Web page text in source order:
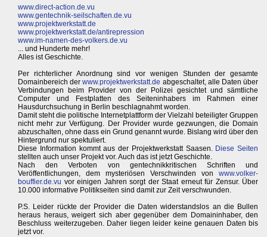
www.direct-action.de.vu
www.gentechnik-seilschaften.de.vu
www.projektwerkstatt.de
www.projektwerkstatt.de/antirepression
www.im-namen-des-volkers.de.vu
... und Hunderte mehr!
Alles ist Geschichte.
Per richterlicher Anordnung sind vor wenigen Stunden der gesamte
Domainbereich derwww.projektwerkstatt.de abgeschaltet, alle Daten über
Verbindungen beim Provider von der Polizei gesichtet und sämtliche
Computer und Festplatten des Seiteninhabers im Rahmen einer
Hausdurchsuchung in Berlin beschlagnahmt worden.
Damit steht die politische Internetplattform der Vielzahl beteiligter Gruppen
nicht mehr zur Verfügung. Der Provider wurde gezwungen, die Domain
abzuschalten, ohne dass ein Grund genannt wurde. Bislang wird über den
Hintergrund nur spektuliert.
Diese Information kommt aus der Projektwerkstatt Saasen. Diese Seiten
stellten auch unser Projekt vor. Auch das ist jetzt Geschichte.
Nach den Verboten von gentechnikkritischen Schriften und
Veröffentlichungen, dem mysteriösen Verschwinden vonwww.volker-
bouffier.de.vu vor einigen Jahren sorgt der Staat erneut für Zensur. Über
10.000 informative Politikseiten sind damit zur Zeit verschwunden.
P.S. Leider rückte der Provider die Daten widerstandslos an die Bullen
heraus heraus, weigert sich aber gegenüber dem Domaininhaber, den
Beschluss weiterzugeben. Daher liegen leider keine genauen Daten bis
jetzt vor.